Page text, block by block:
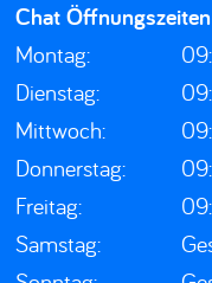
Chat Öffnungszeiten
Montag:
Dienstag:
Mittwoch:
Donnerstag:
Freitag:
Samstag: